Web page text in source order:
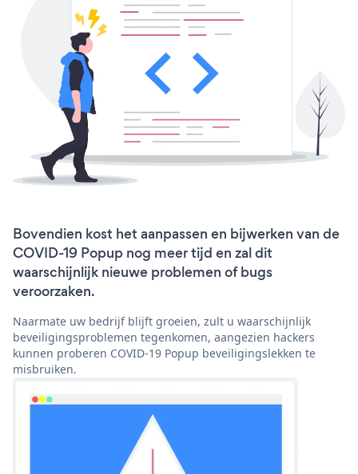
Bovendien kost het aanpassen en bijwerken van de
COVID-19 Popup nog meer tijd en zal dit
waarschijnlijk nieuwe problemen of bugs
veroorzaken.
Naarmate uw bedrijf blijft groeien, zult u waarschijnlijk
beveiligingsproblemen tegenkomen, aangezien hackers
kunnen proberen COVID-19 Popup beveiligingslekken te
misbruiken.